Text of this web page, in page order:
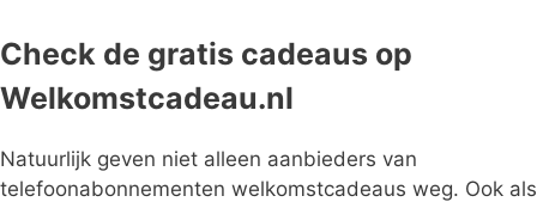
Check de gratis cadeaus op
Welkomstcadeau.nl
Natuurlijk geven niet alleen aanbieders van
telefoonabonnementen welkomstcadeaus weg. Ook als